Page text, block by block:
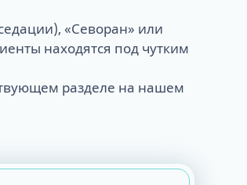
«Севоран» или
находятся под чутким
разделе на нашем